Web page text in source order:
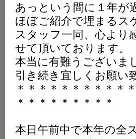
あっという間に１年が
ほぼご紹介で埋まるス
スタッフ一同、心より
せて頂いております。
本当に有難うございま
引き続き宜しくお願い
＊＊＊＊＊＊＊＊＊＊
＊＊＊＊＊＊＊＊＊
本日午前中で本年の全